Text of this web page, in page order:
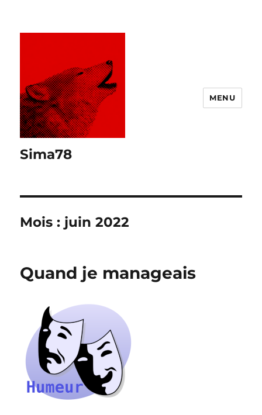
Sima78
MENU
Mois : juin 2022
Quand je manageais